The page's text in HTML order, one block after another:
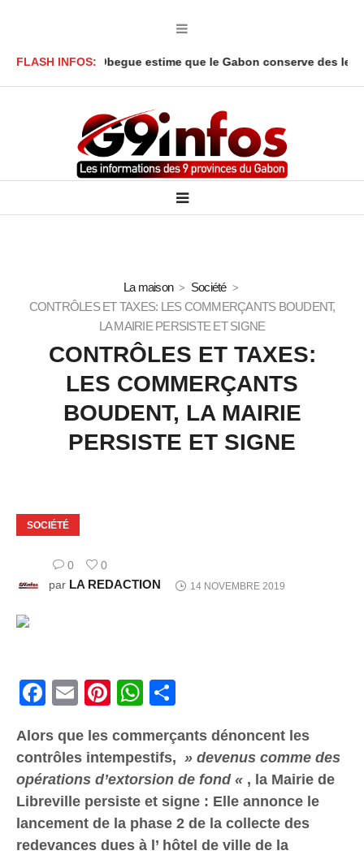
FLASH INFOS:
Onanga Y’Obegue estime que le Gabon conserve des leviers
La maison
Société
CONTRÔLES ET TAXES: LES COMMERÇANTS BOUDENT,
LA MAIRIE PERSISTE ET SIGNE
CONTRÔLES ET TAXES:
LES COMMERÇANTS
BOUDENT, LA MAIRIE
PERSISTE ET SIGNE
SOCIÉTÉ
0
0
par LA REDACTION 14 NOVEMBRE 2019
Facebook
Email PinterestWhatsApp
Alors que les commerçants dénoncent les
contrôles intempestifs, » devenus comme des
opérations d’extorsion de fond « , la Mairie de
Libreville persiste et signe : Elle annonce le
lancement de la phase 2 de la collecte des
redevances dues à l’ hôtel de ville de la